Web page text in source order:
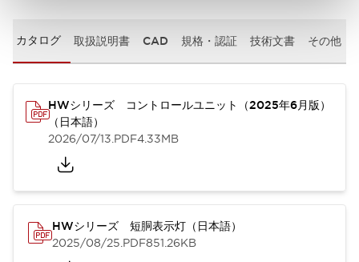
カタログ 取扱説明書 CAD 規格・認証 技術文書 その他
HWシリーズ コントロールユニット（2025年6月版）
（日本語）
2026/07/13.PDF4.33MB
HWシリーズ 短胴表示灯（日本語）
2025/08/25.PDF851.26KB